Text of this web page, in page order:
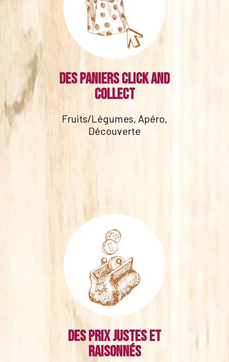
Des paniers click and
collect
Fruits/Légumes, Apéro,
Découverte
Des prix justes et
raisonnés